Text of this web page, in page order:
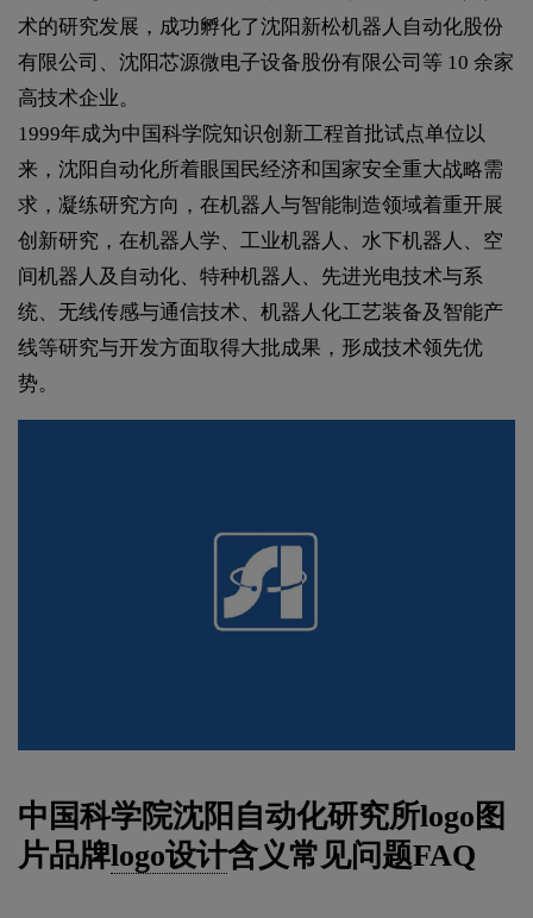
术的研究发展，成功孵化了沈阳新松机器人自动化股份
有限公司、沈阳芯源微电子设备股份有限公司等 10 余家
高技术企业。
1999年成为中国科学院知识创新工程首批试点单位以
来，沈阳自动化所着眼国民经济和国家安全重大战略需
求，凝练研究方向，在机器人与智能制造领域着重开展
创新研究，在机器人学、工业机器人、水下机器人、空
间机器人及自动化、特种机器人、先进光电技术与系
统、无线传感与通信技术、机器人化工艺装备及智能产
线等研究与开发方面取得大批成果，形成技术领先优
势。
中国科学院沈阳自动化研究所logo图
片品牌logo设计含义常见问题FAQ